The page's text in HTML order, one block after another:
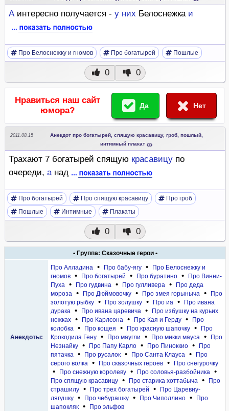
Аинтересно получается - у них Белоснежка и
Про Белоснежку и гномов Про богатырей Пошлые
0 0
Нравиться наш сайт
юмора?
Да Нет
2011.08.15
Анекдот про богатырей, спящую красавицу, гроб, пошлый,
интимный плакат
Трахают 7 богатырей спящую красавицу по
очереди, анад
Про богатырей Про спящую красавицу
Про гроб
Пошлые
Интимные Плакаты
0 0
• Группа: Сказочные герои •
Анекдоты:
Про Алладина • Про бабу-ягу •
Про Белоснежку и
гномов • Про богатырей • Про буратино •
Про Винни-
Пуха • Про гудвина • Про гулливера •
Про деда
мороза • Про Дюймовочку • Про змея горыныча •
Про
золотую рыбку • Про золушку • Про иа •
Про ивана
дурака • Про ивана царевича •
Про избушку на курьих
ножках • Про Карлсона • Про Кая и Герду •
Про
колобка • Про кощея • Про красную шапочку •
Про
Крокодила Гену • Про маугли • Про микки мауса •
Про
Незнайку • Про Папу Карло • Про Пиноккио •
Про
пятачка • Про русалок • Про Санта Клауса •
Про
серого волка • Про сказочных героев • Про снегурочку
• Про снежную королеву • Про соловья-разбойника •
Про спящую красавицу • Про старика хоттабыча •
Про
страшилу • Про трех богатырей •
Про Царевну-
лягушку • Про чебурашку • Про Чиполлино •
Про
шапокляк • Про эльфов